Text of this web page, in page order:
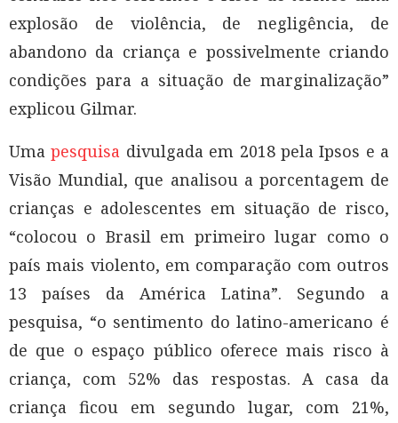
explosão de violência, de negligência, de
abandono da criança e possivelmente criando
condições para a situação de marginalização”
explicou Gilmar.
Umapesquisa divulgada em 2018 pela Ipsos e a
Visão Mundial, que analisou a porcentagem de
crianças e adolescentes em situação de risco,
“colocou o Brasil em primeiro lugar como o
país mais violento, em comparação com outros
13 países da América Latina”. Segundo a
pesquisa, “o sentimento do latino-americano é
de que o espaço público oferece mais risco à
criança, com 52% das respostas. A casa da
criança ficou em segundo lugar, com 21%,